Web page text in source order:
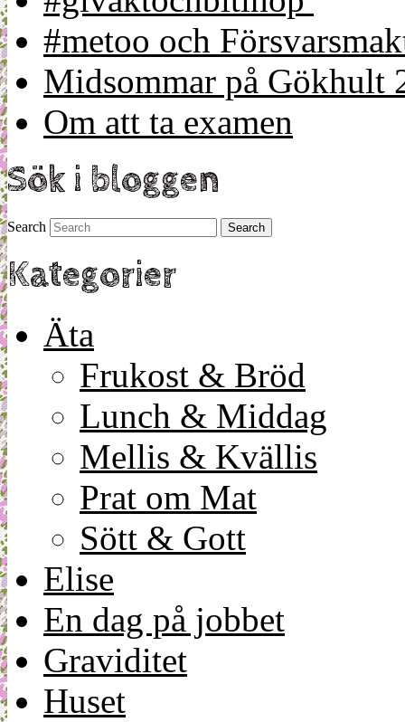
#metoo och
Midsommar på Gökhult
Om att ta examen
Sök i bloggen
Search
Kategorier
Äta
Frukost & Bröd
Lunch & Middag
Mellis & Kvällis
Prat om Mat
Sött & Gott
Elise
En dag på jobbet
Graviditet
Huset